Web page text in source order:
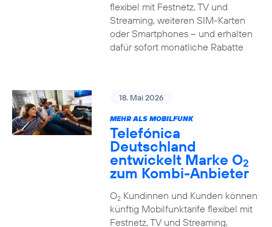
flexibel mit Festnetz, TV und
Streaming, weiteren SIM-Karten
oder Smartphones – und erhalten
dafür sofort monatliche Rabatte
18. Mai 2026
MEHR ALS MOBILFUNK
Telefónica
Deutschland
entwickelt Marke O2
zum Kombi-Anbieter
O2Kundinnen und Kunden können
künftig Mobilfunktarife flexibel mit
Festnetz, TV und Streaming,